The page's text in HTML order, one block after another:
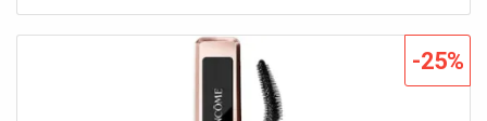
-25%